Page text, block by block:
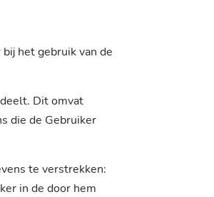
het gebruik van de
Dit omvat
die de Gebruiker
te verstrekken:
in de door hem